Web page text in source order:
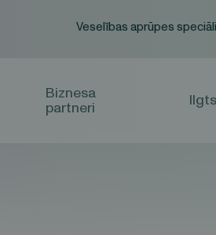
Veselības aprūpes
Biznesa
partneri